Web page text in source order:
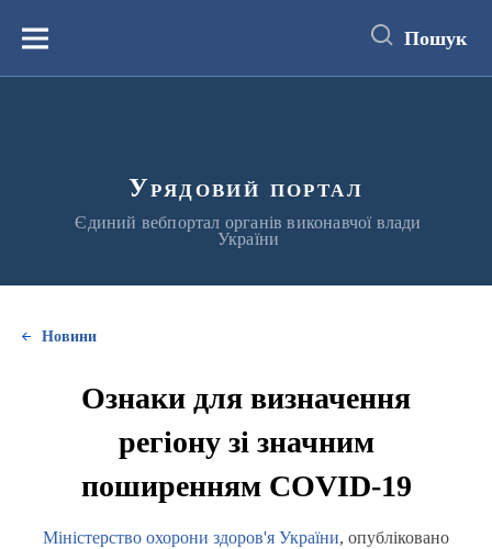
вмістуМеню Пошук
Урядовий портал
Єдиний вебпортал органів виконавчої влади
України
Новини
Ознаки для визначення
регіону зі значним
поширенням COVID-19
Міністерство охорони здоров'я України, опубліковано